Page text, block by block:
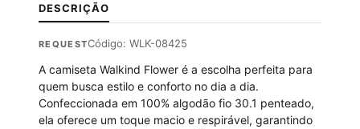
DESCRIÇÃO
REQUESTCódigo: WLK-08425
A camiseta Walkind Flower é a escolha perfeita para
quem busca estilo e conforto no dia a dia.
Confeccionada em 100% algodão fio 30.1 penteado,
ela oferece um toque macio e respirável, garantindo